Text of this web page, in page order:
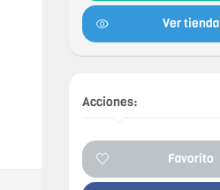
Ver tienda
Acciones:
Favorito